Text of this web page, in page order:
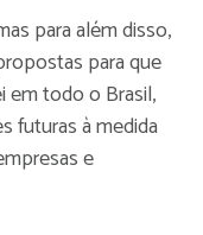
para além disso,
para que
em todo o Brasil,
futuras à medida
e